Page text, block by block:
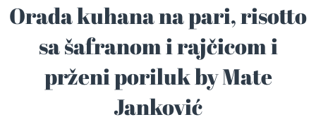
Orada kuhana na pari, risotto
sa šafranom i rajčicom i
prženi poriluk by Mate
Janković